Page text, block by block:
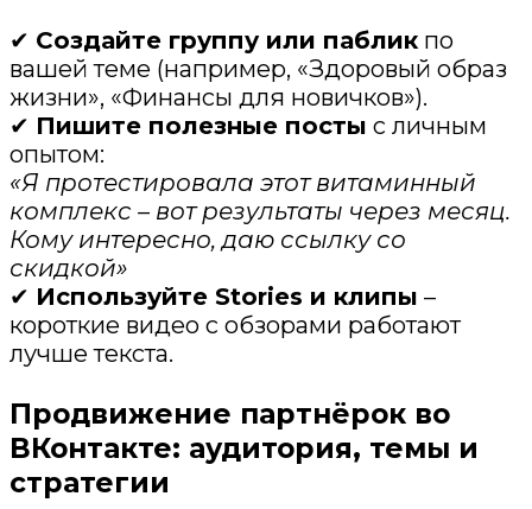
✔ Создайте группу или паблик по
вашей теме (например, «Здоровый образ
жизни», «Финансы для новичков»).
✔ Пишите полезные посты с личным
опытом:
«Я протестировала этот витаминный
комплекс – вот результаты через месяц.
Кому интересно, даю ссылку со
скидкой»
✔ Используйте Stories и клипы –
короткие видео с обзорами работают
лучше текста.
Продвижение партнёрок во
ВКонтакте: аудитория, темы и
стратегии